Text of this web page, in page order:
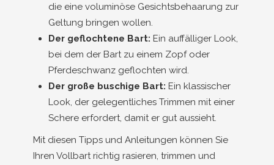
die eine voluminöse Gesichtsbehaarung zur
Geltung bringen wollen.
Der geflochtene Bart: Ein auffälliger Look,
bei dem der Bart zu einem Zopf oder
Pferdeschwanz geflochten wird.
Der große buschige Bart: Ein klassischer
Look, der gelegentliches Trimmen mit einer
Schere erfordert, damit er gut aussieht.
Mit diesen Tipps und Anleitungen können Sie
Ihren Vollbart richtig rasieren, trimmen und